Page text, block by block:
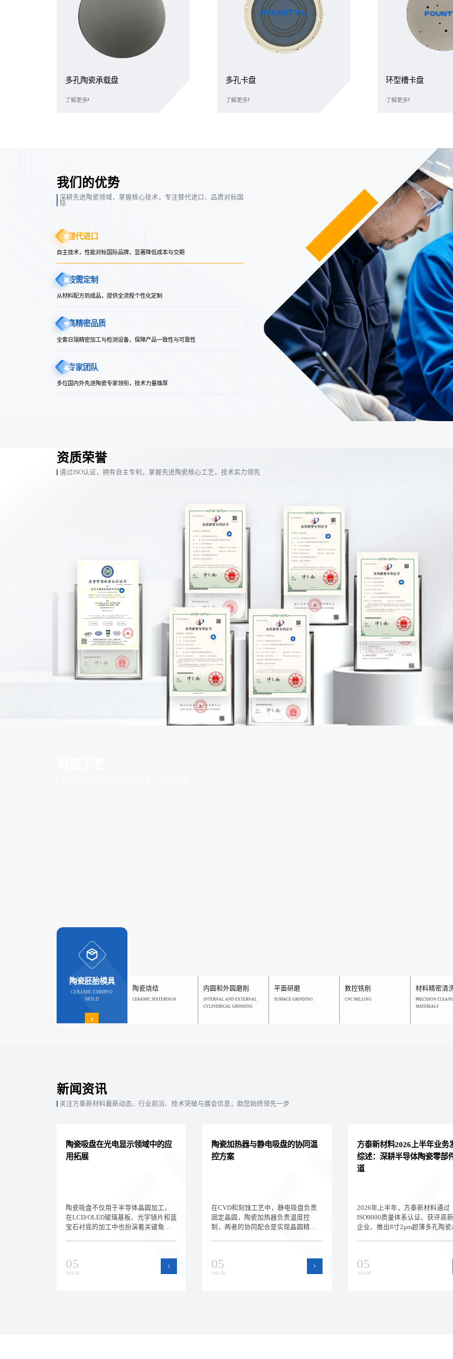
多孔陶瓷承载盘
了解更多
多孔卡盘
了解更多
环型槽卡盘
了解更多
我们的优势
深耕先进陶瓷领域，掌握核心技术，专注替代进口，品质对标国
际
替代进口
自主技术，性能对标国际品牌，显著降低成本与交期
按需定制
从材料配方到成品，提供全流程个性化定制
高精密品质
全套日瑞精密加工与检测设备，保障产品一致性与可靠性
专家团队
多位国内外先进陶瓷专家领衔，技术力量雄厚
资质荣誉
通过ISO认证，拥有自主专利，掌握先进陶瓷核心工艺，技术实力领先
陶瓷胚胎模具
CERAMIC EMBRYO
MOLD
›
陶瓷烧结
CERAMIC SINTERINGK
内圆和外圆磨削
INTERNAL AND EXTERNAL
CYLINDRICAL GRINDING
平面研磨
SURFACE GRINDING
数控铣削
CNC MILLING
材料精密清
PRECISION
MATERIALS
新闻资讯
关注方泰新材料最新动态、行业前沿、技术突破与展会信息，助您始终领先一步
陶瓷吸盘在光电显示领域中的应
用拓展
陶瓷吸盘不仅用于半导体晶圆加工，
在LCD/OLED玻璃基板、光学镜片和蓝
宝石衬底的加工中也扮演着关键角
05
2026-08
陶瓷加热器与静电吸盘的协同温
控方案
在CVD和刻蚀工艺中，静电吸盘负责
固定晶圆，陶瓷加热器负责温度控
制，两者的协同配合是实现晶圆精密
效的晶圆温控系统。
05
2026-08
方泰新材料2026上半年业务
综述：深耕半导体陶瓷零部
道
2026年上半年，方泰新材料通过
ISO9000质量体系认证、获评高
企业、推出8寸2μm超薄多孔陶瓷
05
2026-08